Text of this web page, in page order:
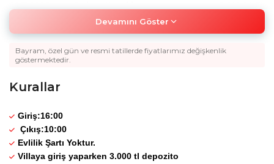
Devamını Göster
Bayram, özel gün ve resmi tatillerde fiyatlarımız değişkenlik
göstermektedir.
Kurallar
Giriş:16:00
Çıkış:10:00
Evlilik Şartı Yoktur.
Villaya giriş yaparken 3.000 tl depozito